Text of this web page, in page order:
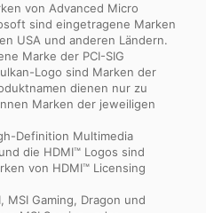
von Advanced Micro
sind eingetragene Marken
USA und anderen Ländern.
Marke der PCI-SIG
Logo sind Marken der
dienen nur zu
Marken der jeweiligen
Definition Multimedia
die HDMI™ Logos sind
von HDMI™ Licensing
MSI Gaming, Dragon und